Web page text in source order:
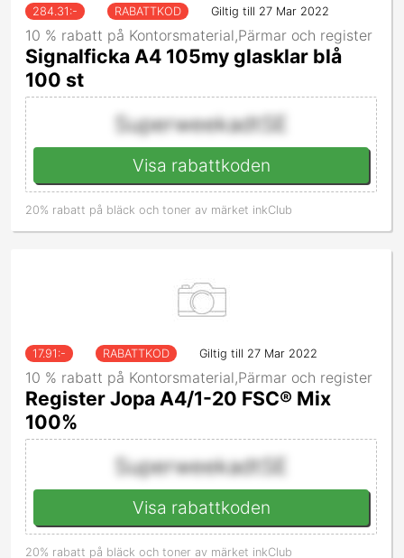
284.31 :- RABATTKOD Giltig till 27 Mar 2022
10 % rabatt på Kontorsmaterial,Pärmar och register
Signalficka A4 105my glasklar blå
100 st
SuperweekadtSE
Visa rabattkoden
20% rabatt på bläck och toner av märket inkClub
17.91 :- RABATTKOD Giltig till 27 Mar 2022
10 % rabatt på Kontorsmaterial,Pärmar och register
Register Jopa A4/1-20 FSC® Mix
100%
SuperweekadtSE
Visa rabattkoden
20% rabatt på bläck och toner av märket inkClub